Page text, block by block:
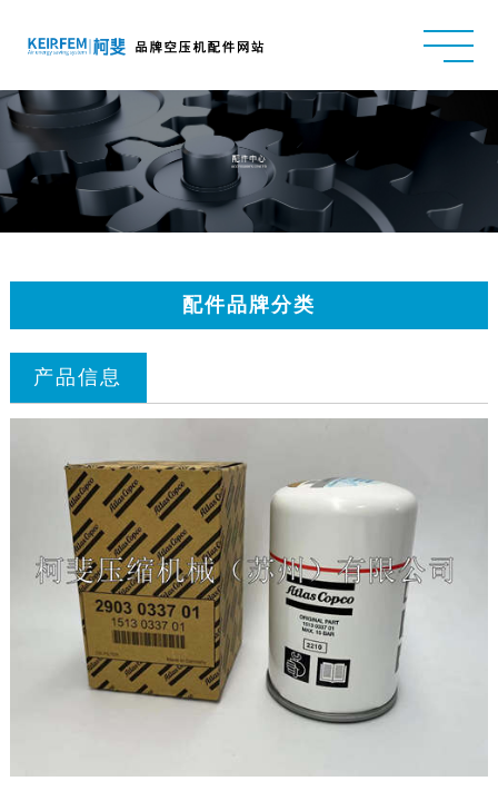
配件品牌分类
产品信息